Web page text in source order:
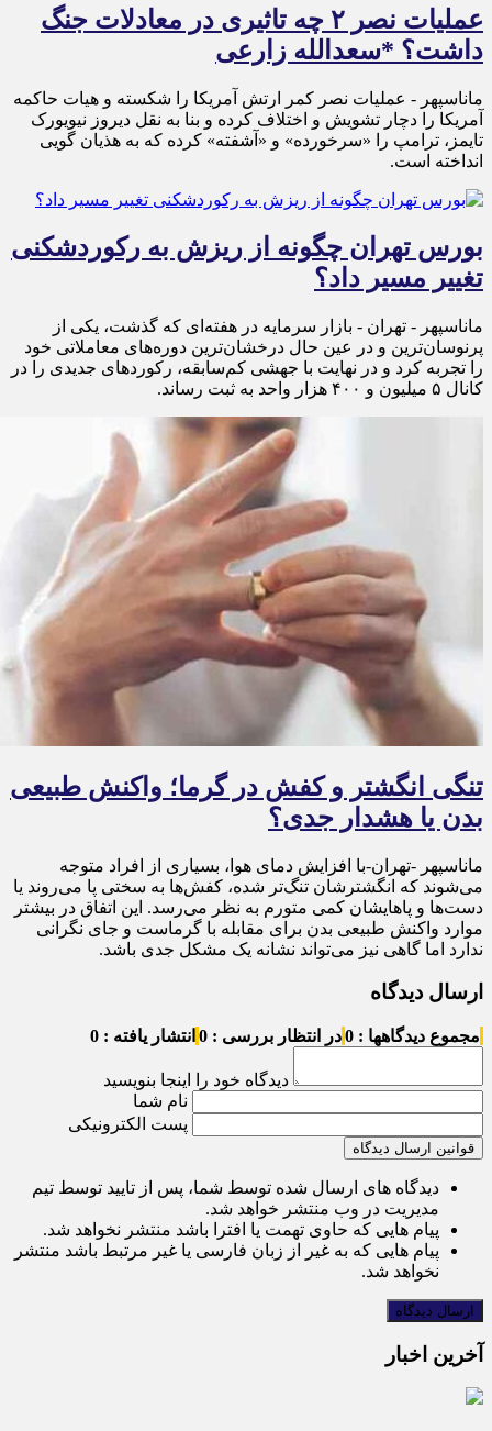
عملیات نصر ۲ چه تاثیری در معادلات جنگ
داشت؟ *سعدالله زارعی
ماناسپهر - عملیات نصر کمر ارتش آمریکا را شکسته و هیات حاکمه
آمریکا را دچار تشویش و اختلاف کرده و بنا به نقل دیروز نیویورک
تایمز، ترامپ را «سرخورده» و «آشفته» کرده که به هذیان گویی
انداخته است.
بورس تهران چگونه از ریزش به رکوردشکنی
تغییر مسیر داد؟
ماناسپهر - تهران - بازار سرمایه در هفته‌ای که گذشت، یکی از
پرنوسان‌ترین و در عین حال درخشان‌ترین دوره‌های معاملاتی خود
را تجربه کرد و در نهایت با جهشی کم‌سابقه، رکوردهای جدیدی را در
کانال ۵ میلیون و ۴۰۰ هزار واحد به ثبت رساند.
تنگی انگشتر و کفش در گرما؛ واکنش طبیعی
بدن یا هشدار جدی؟
ماناسپهر -تهران-با افزایش دمای هوا، بسیاری از افراد متوجه
می‌شوند که انگشترشان تنگ‌تر شده، کفش‌ها به سختی پا می‌روند یا
دست‌ها و پاهایشان کمی متورم به نظر می‌رسد. این اتفاق در بیشتر
موارد واکنش طبیعی بدن برای مقابله با گرماست و جای نگرانی
ندارد اما گاهی نیز می‌تواند نشانه یک مشکل جدی باشد.
ارسال دیدگاه
مجموع دیدگاهها : 0 در انتظار بررسی : 0 انتشار یافته : 0
دیدگاه خود را اینجا بنویسید
نام شما
پست الکترونیکی
قوانین ارسال دیدگاه
دیدگاه های ارسال شده توسط شما، پس از تایید توسط تیم
مدیریت در وب منتشر خواهد شد.
پیام هایی که حاوی تهمت یا افترا باشد منتشر نخواهد شد.
پیام هایی که به غیر از زبان فارسی یا غیر مرتبط باشد منتشر
نخواهد شد.
آخرین اخبار